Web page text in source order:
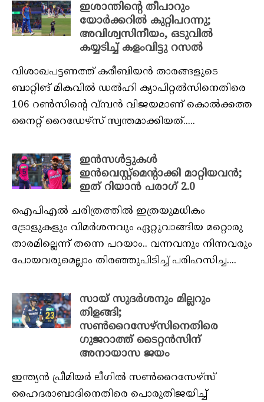
ഇശാന്തിന്റെ തീപാറും
യോർക്കറില്‍ കുറ്റിപറന്നു;
അവിശ്വസിനീയം, ഒടുവിൽ
കയ്യടിച്ച് കളംവിട്ടു റസൽ
വിശാഖപട്ടണത്ത് കരീബിയന്‍ താരങ്ങളുടെ
ബാറ്റിങ് മികവില്‍ ഡല്‍ഹി ക്യാപിറ്റല്‍സിനെതിരെ
106 റണ്‍സിന്റെ വ്മ്പന്‍ വിജയമാണ് കൊല്‍ക്കത്ത
നൈറ്റ് റൈഡേഴ്‌സ് സ്വന്തമാക്കിയത്.....
ഇൻസൾട്ടുകൾ
ഇൻവെസ്റ്റ്‌മെന്റാക്കി മാറ്റിയവൻ;
ഇത് റിയാൻ പരാഗ് 2.0
ഐപിഎല്‍ ചരിത്രത്തില്‍ ഇത്രയുമധികം
ട്രോളുകളും വിമര്‍ശനവും ഏറ്റുവാങ്ങിയ മറ്റൊരു
താരമില്ലെന്ന് തന്നെ പറയാം.. വന്നവനും നിന്നവരും
പോയവരുമെല്ലാം തിരഞ്ഞുപിടിച്ച് പരിഹസിച്ച....
സായ് സുദർശനും മില്ലറും
തിളങ്ങി;
സൺറൈസേഴ്‌സിനെതിരെ
ഗുജറാത്ത് ടൈറ്റൻസിന്
അനായാസ ജയം
ഇന്ത്യന്‍ പ്രീമിയര്‍ ലീഗില്‍ സണ്‍റൈസേഴ്‌സ്
ഹൈദരാബാദിനെതിരെ പൊരുതിജയിച്ച്